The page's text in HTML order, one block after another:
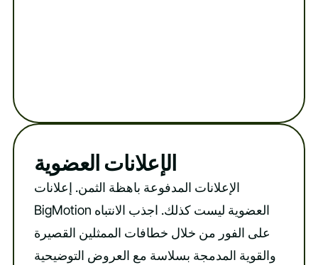
الإعلانات العضوية
الإعلانات المدفوعة باهظة الثمن. إعلانات
BigMotion العضوية ليست كذلك. اجذب الانتباه
على الفور من خلال خطافات الممثلين القصيرة
والقوية المدمجة بسلاسة مع العروض التوضيحية